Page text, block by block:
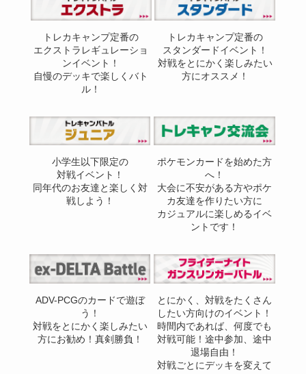
トレカキャンプ定番の
エクストラレギュレーショ
ンイベント！
自慢のデッキで楽しくバト
ル！
トレカキャンプ定番の
スタンダードイベント！
対戦をとにかく楽しみたい
方にオススメ！
小学生以下限定の
対戦イベント！
同年代のお友達と楽しく対
戦しよう！
ポケモンカードを始めた方
へ！
大会に不安がある方やポケ
カ友達を作りたい方に
カジュアルに楽しめるイベ
ントです！
ADV-PCGのカードで遊ぼ
う！
対戦をとにかく楽しみたい
方にお勧め！真剣勝負！
とにかく、対戦をたくさん
したい方向けのイベント！
時間内であれば、何度でも
対戦可能！途中参加、途中
退場自由！
対戦ごとにデッキを変えて